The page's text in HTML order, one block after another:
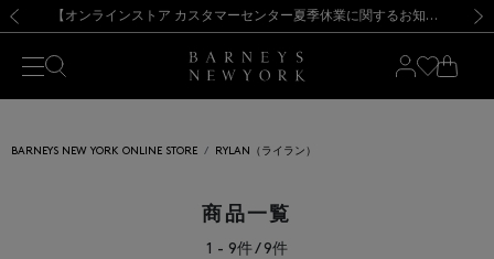
新規登録のお客様も対象！＜MY BARNEYS＞会員のお客様は11,000円（税込）以上のお買上げで常時送料無料！お買い物の際は会員登録を！
【夏季休業に伴う出荷一時停止のお知らせ】(2026.8.7) 【オンラインストア カスタマーセンター夏季休業に関するお知らせ】（2026.8.7）
【夏季休業に伴う返品・交換承り一時停止のお知らせ】（2026.8.5）
熊本県を中心とした地震の影響によるお荷物のお届けについて
【開催中】SUMMER SALEのご案内・ご注意事項 新規登録のお客様も対象！＜MY BARNEYS＞会員のお客様は11,000円（税込）以上のお買上げで常時送料無料！お買い物の際は会員登録を！
【夏季休業に伴う出荷一時停止のお知らせ】(2026.8.7)
BARNEYS NEW YORK ONLINE STORE RYLAN（ライラン）
商品一覧
1 - 9件 / 9件